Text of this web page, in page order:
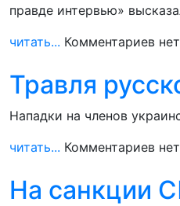
правде интервью»
читать... Комментариев нет
Травля
Нападки на членов
читать... Комментариев нет
На санкции